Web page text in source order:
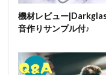
機材レビュー
音作りサンプル付♪